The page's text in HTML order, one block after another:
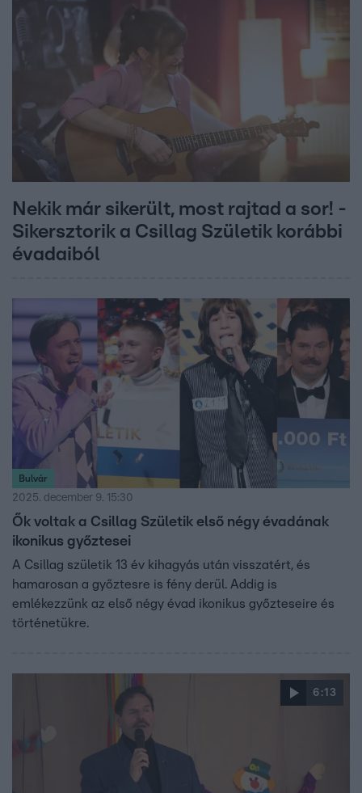
Nekik már sikerült, most rajtad a sor! -
Sikersztorik a Csillag Születik korábbi
évadaiból
Bulvár
2025. december 9. 15:30
Ők voltak a Csillag Születik első négy évadának
ikonikus győztesei
A Csillag születik 13 év kihagyás után visszatért, és
hamarosan a győztesre is fény derül. Addig is
emlékezzünk az első négy évad ikonikus győzteseire és
történetükre.
6:13